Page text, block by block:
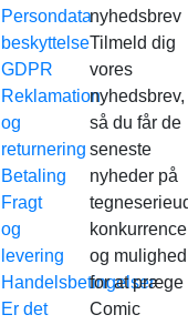
Persondata
beskyttelse
GDPR
Reklamation
og
returnering
Betaling
Fragt
og
levering
Handelsbetingelser
Er det
nyhedsbrev
Tilmeld dig
vores
nyhedsbrev,
så du får de
seneste
nyheder på
og mulighed
for at præge
Comic